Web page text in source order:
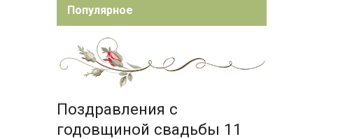
Популярное
Поздравления с
годовщиной свадьбы 11